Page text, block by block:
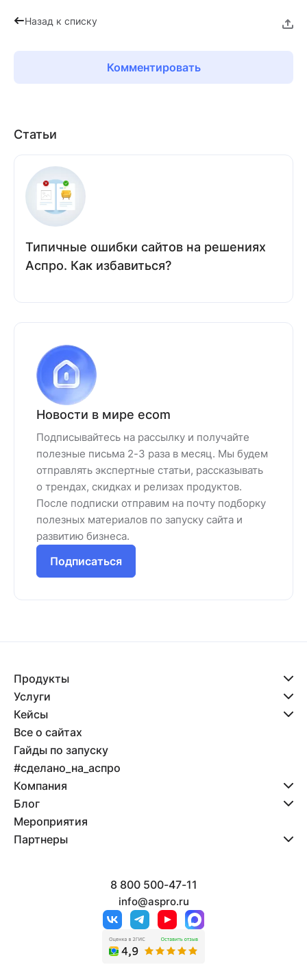
Назад к списку
Комментировать
Статьи
Типичные ошибки сайтов на решениях
Аспро. Как избавиться?
Новости в мире ecom
Подписывайтесь на рассылку и получайте
полезные письма 2-3 раза в месяц. Мы будем
отправлять экспертные статьи, рассказывать
о трендах, скидках и релизах продуктов.
После подписки отправим на почту подборку
полезных материалов по запуску сайта и
развитию бизнеса.
Подписаться
Продукты
Услуги
Кейсы
Все о сайтах
Гайды по запуску
#сделано_на_аспро
Компания
Блог
Мероприятия
Партнеры
8 800 500-47-11
info@aspro.ru